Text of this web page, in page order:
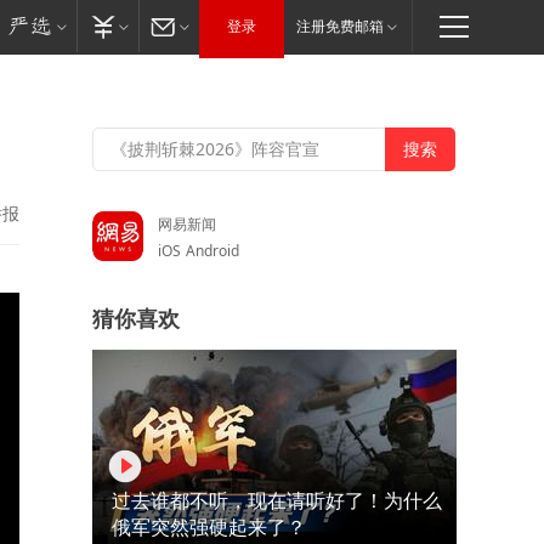
登录 注册免费邮箱
网易新闻
iOS Android
猜你喜欢
过去谁都不听，现在请听好了！为什么
俄军突然强硬起来了？